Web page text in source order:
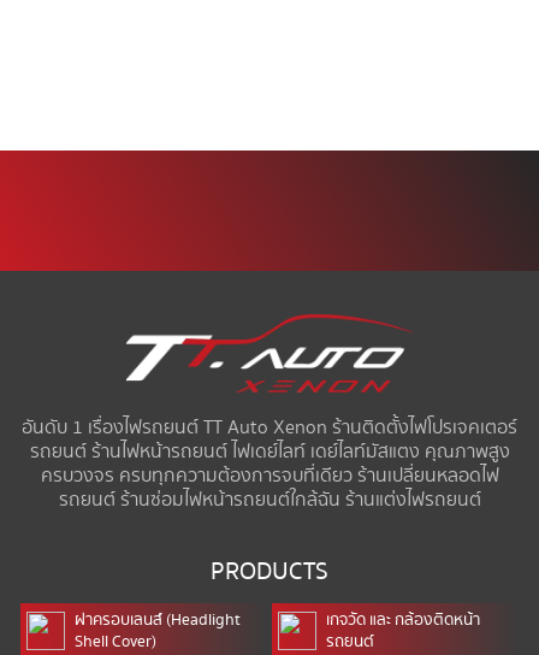
อันดับ 1 เรื่องไฟรถยนต์ TT Auto Xenon ร้านติดตั้งไฟโปรเจคเตอร์
รถยนต์ ร้านไฟหน้ารถยนต์ ไฟเดย์ไลท์ เดย์ไลท์มัสแตง คุณภาพสูง
ครบวงจร ครบทุกความต้องการจบที่เดียว ร้านเปลี่ยนหลอดไฟ
รถยนต์ ร้านซ่อมไฟหน้ารถยนต์ใกล้ฉัน ร้านแต่งไฟรถยนต์
PRODUCTS
ฝาครอบเลนส์ (Headlight
Shell Cover)
เกจวัด และ กล้องติดหน้า
รถยนต์